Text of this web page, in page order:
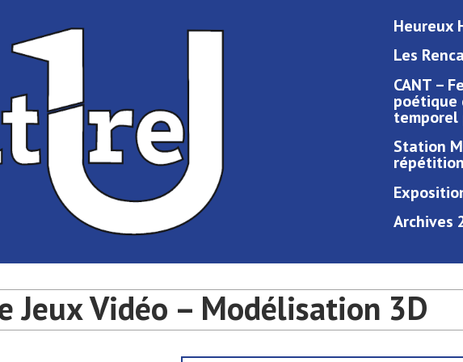
Bordeaux
Heureux
Les
CANT –
poétique
temporel
Station
répétition
Archives
Jeux Vidéo – Modélisation 3D